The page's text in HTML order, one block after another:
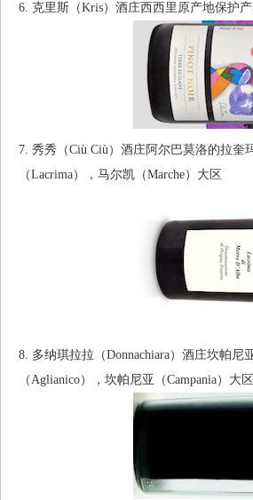
6. 克里斯（Kris）酒庄西西里原产地保护
7. 秀秀（Ciù Ciù）酒庄阿尔巴莫洛的拉奎
（Lacrima），马尔凯（Marche）大区
8. 多纳琪拉拉（Donnachiara）酒庄坎帕
（Aglianico），坎帕尼亚（Campania）大区